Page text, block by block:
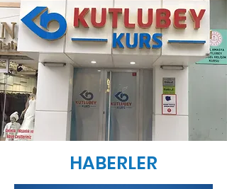
HABERLER